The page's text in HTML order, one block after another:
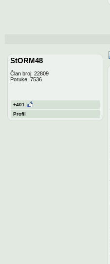
StORM48
Član broj: 22809
Poruke: 7536
+401
Profil